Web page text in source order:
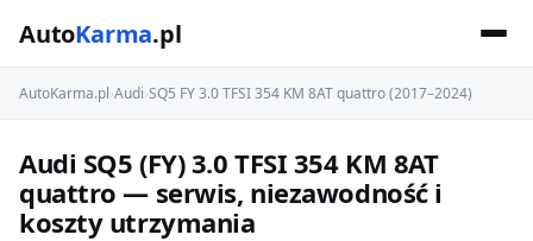
AutoKarma.pl
AutoKarma.pl›Audi›SQ5 FY 3.0 TFSI 354 KM 8AT quattro (2017–2024)
Audi SQ5 (FY) 3.0 TFSI 354 KM 8AT
quattro — serwis, niezawodność i
koszty utrzymania